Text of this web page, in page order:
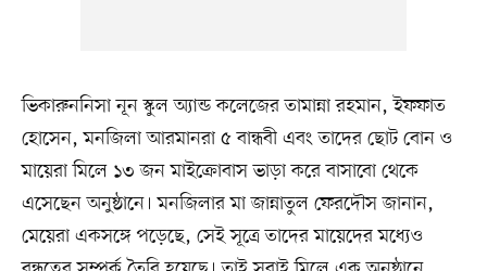
ভিকারুননিসা নূন স্কুল অ্যান্ড কলেজের তামান্না রহমান, ইফফাত
হোসেন, মনজিলা আরমানরা ৫ বান্ধবী এবং তাদের ছোট বোন ও
মায়েরা মিলে ১৩ জন মাইক্রোবাস ভাড়া করে বাসাবো থেকে
এসেছেন অনুষ্ঠানে। মনজিলার মা জান্নাতুল ফেরদৌস জানান,
মেয়েরা একসঙ্গে পড়েছে, সেই সূত্রে তাদের মায়েদের মধ্যেও